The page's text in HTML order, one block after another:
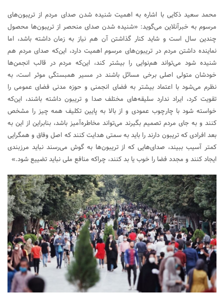
محمد سعید ذکایی با اشاره به اهمیت شنیده شدن صدای مردم از تریبون‌های
مرسوم به خبرآنلاین می‌گوید: «شنیده شدن صدای منحصر از تریبون‌ها محصول
چندین سال است و شاید کنار گذاشتن آن هم نیاز به زمان داشته باشد، اما
نماینده داشتن مردم در تریبون‌های مرسوم اهمیت دارد، این‌که صدای مردم هم
شنیده شود می‌تواند هم‌نوایی را بیشتر کند، این‌که مردم در قالب انجمن‌ها
خودشان متولی اصلی برخی مسائل باشند در مسیر همبستگی موثر است، به
نظرم می‌شود با اعتماد بیشتر به فضای انجمنی و حوزه مدنی فضای عمومی را
تقویت کرد، ایراد ندارد سلیقه‌های مختلف صدا و تریبون داشته باشند، این‌که
خواسته شود با چارچوب عمودی و از بالا به پایین تکلیف همه چیز را مشخص
کنند و به جای مردم تصمیم بگیرند می‌تواند مخاطره‌آمیز باشد، بنابراین از این به
بعد افرادی که تریبون دارند را باید به سمتی هدایت کنند که اصل وفاق و همگرایی
کمتر آسیب ببیند، صدای‌هایی که از تریبون‌ها به گوش می‌رسند نباید مرزبندی
ایجاد کنند و مجدد فضا را خوب یا بد کنند، چراکه منافع ملی نباید تضییع شود.»